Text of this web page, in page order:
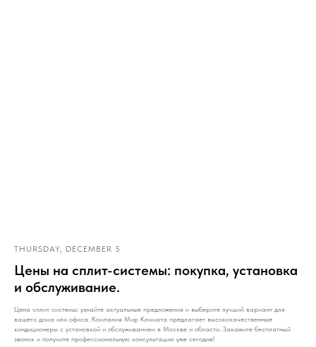
THURSDAY, DECEMBER 5
Цены на сплит-системы: покупка, установка
и обслуживание.
Цена сплит системы: узнайте актуальные предложения и выберите лучший вариант для
вашего дома или офиса. Компания Мир Климата предлагает высококачественные
кондиционеры с установкой и обслуживанием в Москве и области. Закажите бесплатный
звонок и получите профессиональную консультацию уже сегодня!